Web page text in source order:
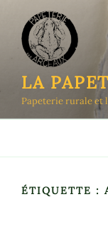
contenu
principal
LA
Papeterie rurale
ÉTIQUETTE :